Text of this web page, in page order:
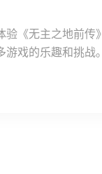
《无主之地前传》
戏的乐趣和挑战。